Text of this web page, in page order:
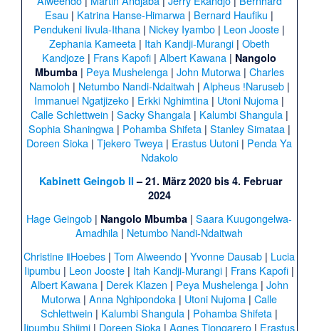
Esau | Katrina Hanse-Himarwa | Bernard Haufiku |
Pendukeni Iivula-Ithana | Nickey Iyambo | Leon Jooste |
Zephania Kameeta| Itah Kandji-Murangi| Obeth
Kandjoze | Frans Kapofi |Albert Kawana | Nangolo
Mbumba| Peya Mushelenga| John Mutorwa| Charles
Namoloh | Netumbo Nandi-Ndaitwah | Alpheus ǃNaruseb|
Immanuel Ngatjizeko | Erkki Nghimtina | Utoni Nujoma |
Calle Schlettwein | Sacky Shangala| Kalumbi Shangula|
Sophia Shaningwa| Pohamba Shifeta| Stanley Simataa|
Doreen Sioka |Tjekero Tweya | Erastus Uutoni | Penda Ya
Ndakolo
Kabinett Geingob II – 21. März 2020 bis 4. Februar
2024
Hage Geingob | Nangolo Mbumba |Saara Kuugongelwa-
Amadhila | Netumbo Nandi-Ndaitwah
Christine ǁHoebes |Tom Alweendo |Yvonne Dausab | Lucia
Iipumbu | Leon Jooste | Itah Kandji-Murangi | Frans Kapofi |
Albert Kawana| Derek Klazen | Peya Mushelenga| John
Mutorwa |Anna Nghipondoka | Utoni Nujoma |Calle
Schlettwein | Kalumbi Shangula | Pohamba Shifeta |
Iipumbu Shiimi | Doreen Sioka |Agnes Tjongarero | Erastus